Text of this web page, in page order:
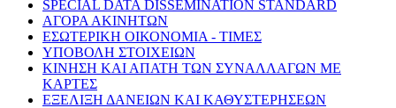
SPECIAL DATA DISSEMINATION STANDARD
ΑΓΟΡΑ ΑΚΙΝΗΤΩΝ
ΕΣΩΤΕΡΙΚΗ ΟΙΚΟΝΟΜΙΑ - ΤΙΜΕΣ
ΥΠΟΒΟΛΗ ΣΤΟΙΧΕΙΩΝ
ΚΙΝΗΣΗ ΚΑΙ ΑΠΑΤΗ ΤΩΝ ΣΥΝΑΛΛΑΓΩΝ ΜΕ
ΚΑΡΤΕΣ
ΕΞΕΛΙΞΗ ΔΑΝΕΙΩΝ ΚΑΙ ΚΑΘΥΣΤΕΡΗΣΕΩΝ